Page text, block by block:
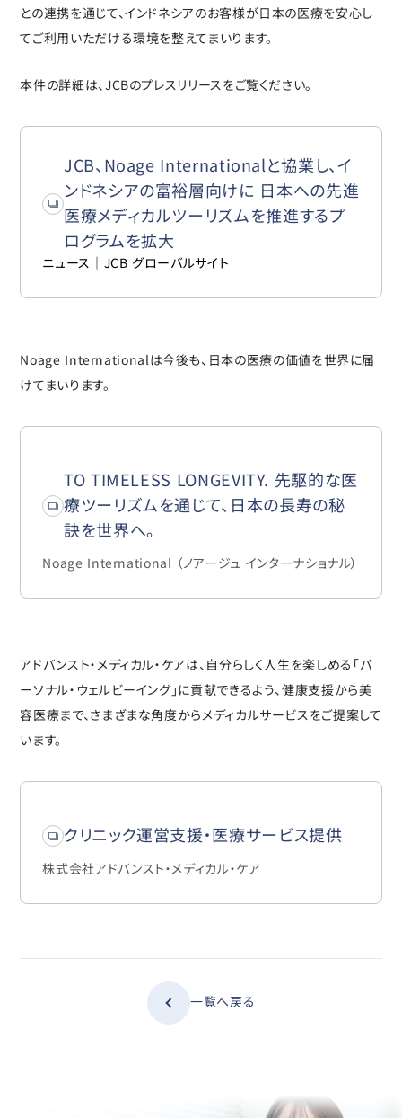
との連携を通じて、インドネシアのお客様が日本の医療を安心し
てご利用いただける環境を整えてまいります。
本件の詳細は、JCBのプレスリリースをご覧ください。
JCB、Noage Internationalと協業し、イ
ンドネシアの富裕層向けに 日本への先進
医療メディカルツーリズムを推進するプ
ログラムを拡大
ニュース｜JCB グローバルサイト
Noage Internationalは今後も、日本の医療の価値を世界に届
けてまいります。
TO TIMELESS LONGEVITY. 先駆的な医
療ツーリズムを通じて、日本の長寿の秘
訣を世界へ。
Noage International （ノアージュ インターナショナル）
アドバンスト・メディカル・ケアは、自分らしく人生を楽しめる「パ
ーソナル・ウェルビーイング」に貢献できるよう、健康支援から美
容医療まで、さまざまな角度からメディカルサービスをご提案して
います。
クリニック運営支援・医療サービス提供
株式会社アドバンスト・メディカル・ケア
一覧へ戻る